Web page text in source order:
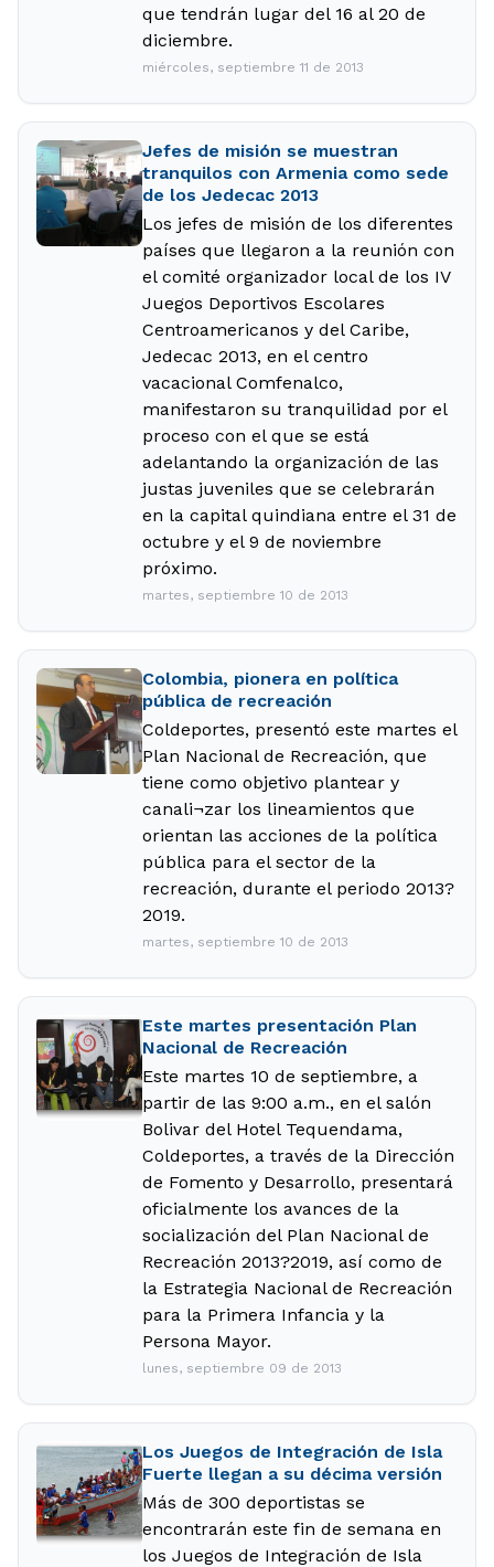
que tendrán lugar del 16 al 20 de
diciembre.
miércoles, septiembre 11 de 2013
Jefes de misión se muestran
tranquilos con Armenia como sede
de los Jedecac 2013
Los jefes de misión de los diferentes
países que llegaron a la reunión con
el comité organizador local de los IV
Juegos Deportivos Escolares
Centroamericanos y del Caribe,
Jedecac 2013, en el centro
vacacional Comfenalco,
manifestaron su tranquilidad por el
proceso con el que se está
adelantando la organización de las
justas juveniles que se celebrarán
en la capital quindiana entre el 31 de
octubre y el 9 de noviembre
próximo.
martes, septiembre 10 de 2013
Colombia, pionera en política
pública de recreación
Coldeportes, presentó este martes el
Plan Nacional de Recreación, que
tiene como objetivo plantear y
canali¬zar los lineamientos que
orientan las acciones de la política
pública para el sector de la
recreación, durante el periodo 2013?
2019.
martes, septiembre 10 de 2013
Este martes presentación Plan
Nacional de Recreación
Este martes 10 de septiembre, a
partir de las 9:00 a.m., en el salón
Bolivar del Hotel Tequendama,
Coldeportes, a través de la Dirección
de Fomento y Desarrollo, presentará
oficialmente los avances de la
socialización del Plan Nacional de
Recreación 2013?2019, así como de
la Estrategia Nacional de Recreación
para la Primera Infancia y la
Persona Mayor.
lunes, septiembre 09 de 2013
Los Juegos de Integración de Isla
Fuerte llegan a su décima versión
Más de 300 deportistas se
encontrarán este fin de semana en
los Juegos de Integración de Isla